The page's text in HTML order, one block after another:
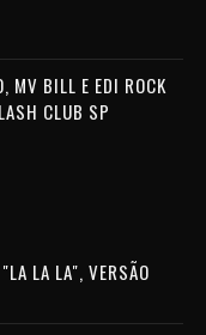
MV BILL E EDI ROCK
CLUB SP
LA LA", VERSÃO